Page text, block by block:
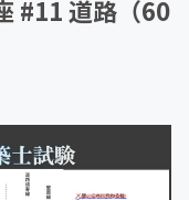
#11 道路（60